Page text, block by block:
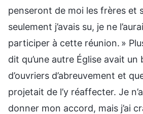
penseront de moi les frères et
seulement j’avais su, je ne
participer à cette réunion. »
dit qu’une autre Église avait
d’ouvriers d’abreuvement et
projetait de l’y réaffecter. Je
donner mon accord, mais j’ai